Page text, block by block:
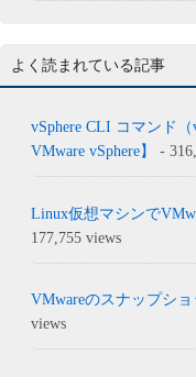
よく読まれている記事
vSphere CLI コマンド
VMware vSphere】
-
Linux仮想マシンで
177,755 views
VMwareのスナップシ
views